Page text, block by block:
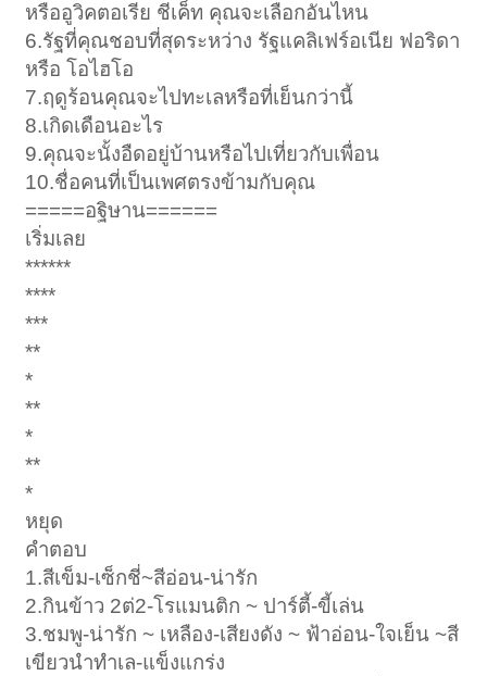
หรืออูวิคตอเรีย ชีเค็ท คุณจะเลือกอันไหน
6.รัฐที่คุณชอบที่สุดระหว่าง รัฐแคลิเฟร์อเนีย ฟอริดา
หรือ โอไฮโอ
7.ฤดูร้อนคุณจะไปทะเลหรือที่เย็นกว่านี้
8.เกิดเดือนอะไร
9.คุณจะนั้งอืดอยู่บ้านหรือไปเที่ยวกับเพื่อน
10.ชื่อคนที่เป็นเพศตรงข้ามกับคุณ
=====อฐิษาน======
เริ่มเลย
******
****
***
**
*
**
*
**
*
หยุด
คำตอบ
1.สีเข็ม-เซ็กชี่~สีอ่อน-น่ารัก
2.กินข้าว 2ต่2-โรแมนติก ~ ปาร์ตี้-ขี้เล่น
3.ชมพู-น่ารัก ~ เหลือง-เสียงดัง ~ ฟ้าอ่อน-ใจเย็น ~สี
เขียวนำทำเล-แข็งแกร่ง